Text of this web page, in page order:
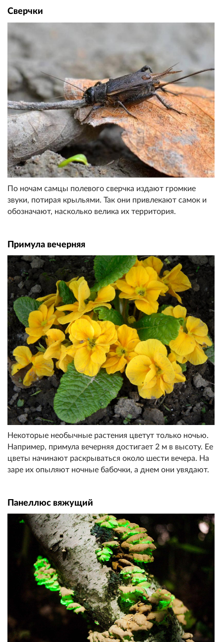
Сверчки
По ночам самцы полевого сверчка издают громкие
звуки, потирая крыльями. Так они привлекают самок и
обозначают, насколько велика их территория.
Примула вечерняя
Некоторые необычные растения цветут только ночью.
Например, примула вечерняя достигает 2 м в высоту. Ее
цветы начинают раскрываться около шести вечера. На
заре их опыляют ночные бабочки, а днем они увядают.
Панеллюс вяжущий